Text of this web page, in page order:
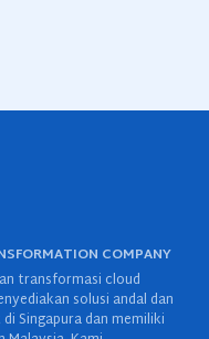
COMPANY
transformasi cloud
solusi andal dan
Singapura dan memiliki